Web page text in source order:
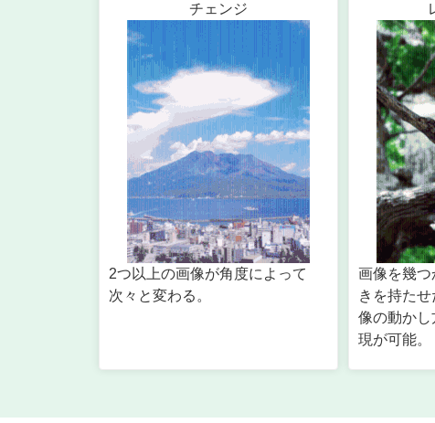
チェンジ
2つ以上の画像が角度によって
次々と変わる。
画像を幾
きを持た
像の動か
現が可能。